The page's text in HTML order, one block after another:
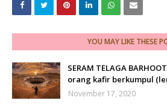
YOU MAY LIKE THESE
SERAM TELAGA
orang kafir berkumpul
November 17, 2020